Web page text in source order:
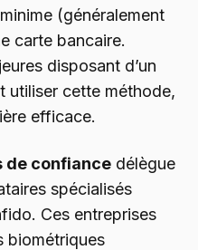
(généralement
carte bancaire.
disposant d’un
utiliser cette méthode,
efficace.
confiance délègue
spécialisés
Ces entreprises
biométriques